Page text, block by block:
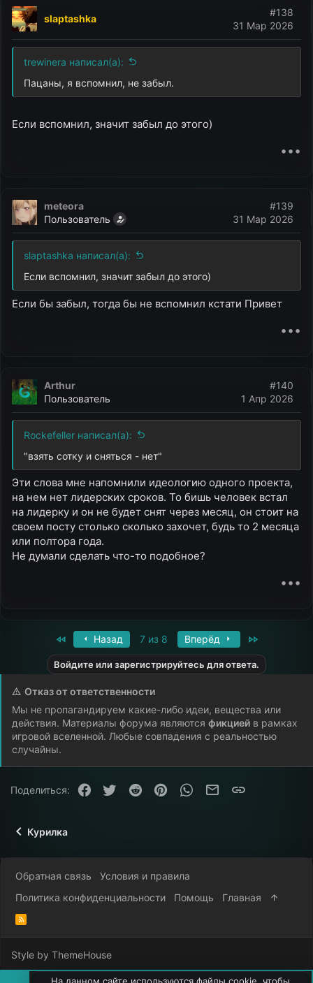
ц
и
и
slaptashka
31 Мар 2026
#138
trewinera написал(а):
Пацаны, я вспомнил, не забыл.
Если вспомнил, значит забыл до этого)
•••
meteora
Пользователь
31 Мар 2026
#139
slaptashka написал(а):
Если вспомнил, значит забыл до этого)
Если бы забыл, тогда бы не вспомнил кстати Привет
•••
Arthur
Пользователь
1 Апр 2026
#140
Rockefeller написал(а):
"взять сотку и сняться - нет"
Эти слова мне напомнили идеологию одного проекта,
на нем нет лидерских сроков. То бишь человек встал
на лидерку и он не будет снят через месяц, он стоит на
своем посту столько сколько захочет, будь то 2 месяца
или полтора года.
Не думали сделать что-то подобное?
•••
First Назад 7 из 8 Вперёд
Войдите или зарегистрируйтесь для ответа.
Отказ от ответственности
Мы не пропагандируем какие-либо идеи, вещества или
действия. Материалы форума являются фикцией в рамках
игровой вселенной. Любые совпадения с реальностью
случайны.
Поделиться: Facebook
Twitter Reddit PinterestWhatsAppЭлектронная почта
Курилка
Обратная связь
Условия и правила
Политика конфиденциальности
Помощь Главная
Style by ThemeHouse